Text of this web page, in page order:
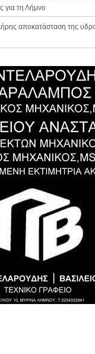
για τη Λήμνο
αποκατάσταση της